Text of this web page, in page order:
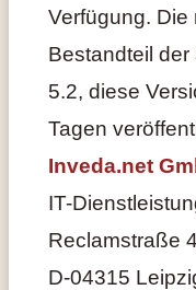
Verfügung. Die
Bestandteil
5.2, diese
Tagen
Inveda.net
IT-
Reclamstraße
D-04315